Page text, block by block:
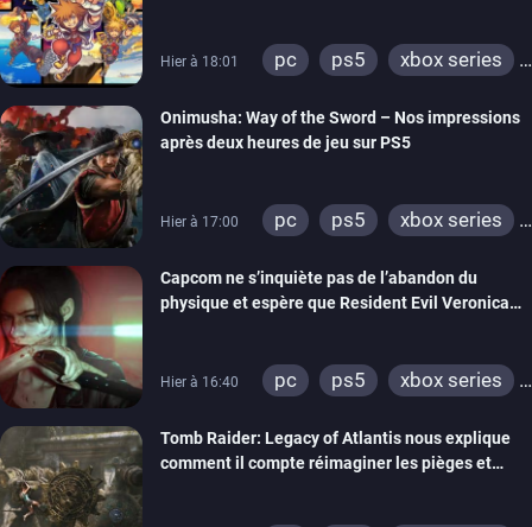
Hier à 18:01 pc ps5
xbox series
Onimusha: Way of the Sword – Nos impressions
après deux heures de jeu sur PS5
Hier à 17:00 pc ps5
xbox series
Capcom ne s’inquiète pas de l’abandon du
physique et espère que Resident Evil Veronica
Hier à 16:40 pc ps5
xbox series
Tomb Raider: Legacy of Atlantis nous explique
comment il compte réimaginer les pièges et